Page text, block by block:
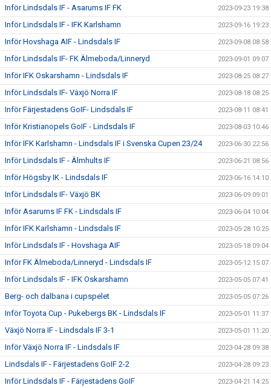
Inför Lindsdals IF - Asarums IF FK 2023-09-23 19:38
Inför Lindsdals IF - IFK Karlshamn 2023-09-16 19:23
Inför Hovshaga AIF - Lindsdals IF 2023-09-08 08:58
Inför Lindsdals IF- FK Älmeboda/Linneryd 2023-09-01 09:07
Inför IFK Oskarshamn - Lindsdals IF 2023-08-25 08:27
Inför Lindsdals IF- Växjö Norra IF 2023-08-18 08:25
Inför Färjestadens GoIF- Lindsdals IF 2023-08-11 08:41
Inför Kristianopels GoIF - Lindsdals IF 2023-08-03 10:46
Inför IFK Karlshamn - Lindsdals IF i Svenska Cupen 23/24 2023-06-30 22:56
Inför Lindsdals IF - Älmhults IF 2023-06-21 08:56
Inför Högsby IK - Lindsdals IF 2023-06-16 14:10
Inför Lindsdals IF- Växjö BK 2023-06-09 09:01
Inför Asarums IF FK - Lindsdals IF 2023-06-04 10:04
Inför IFK Karlshamn - Lindsdals IF 2023-05-28 10:25
Inför Lindsdals IF - Hovshaga AIF 2023-05-18 09:04
Inför FK Älmeboda/Linneryd - Lindsdals IF 2023-05-12 15:07
Inför Lindsdals IF - IFK Oskarshamn 2023-05-05 07:41
Berg- och dalbana i cupspelet 2023-05-05 07:26
Inför Toyota Cup - Pukebergs BK - Lindsdals IF 2023-05-01 11:37
Växjö Norra IF - Lindsdals IF 3-1 2023-05-01 11:20
Inför Växjö Norra IF - Lindsdals IF 2023-04-28 09:38
Lindsdals IF - Färjestadens GoIF 2-2 2023-04-28 09:23
Inför Lindsdals IF - Färjestadens GoIF 2023-04-21 14:25